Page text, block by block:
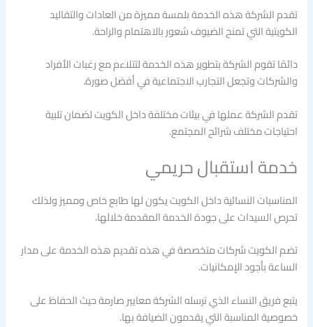
تقدم الشركة هذه الخدمة بلمسة مميزة من العادات والتقاليد
الكويتية التي تمنح الضيوف شعور بالاهتمام والراحة.
دائمًا تقوم الشركة بتطوير هذه الخدمة لتتلاءم مع رغبات الأفراد
والشركات وتجعل التجارب الاجتماعية في أفضل صورة.
تقدم الشركة عملها في بيئات مختلفة داخل الكويت لضمان تلبية
احتياجات مختلف شرائح المجتمع.
خدمة استقبال حريمي
المناسبات النسائية داخل الكويت يكون لها طابع خاص ومميز ولذلك
تحرص السيدات على جودة الخدمة المقدمة خلالها.
تضم الكويت شركات متخصصة في هذه تقديم هذه الخدمة على مدار
الساعة بأجود الإمكانيات.
يتبع فريق النساء الذي ترسله الشركة معايير صارمة حيث الحفاظ على
خصوصية المناسبة التي يقدمون الضيافة بها.